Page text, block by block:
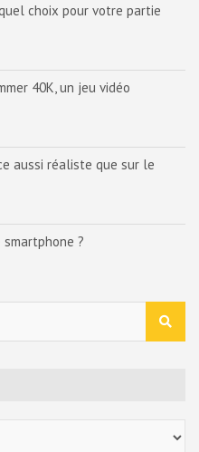
choix pour votre partie
40K, un jeu vidéo
aussi réaliste que sur le
smartphone ?